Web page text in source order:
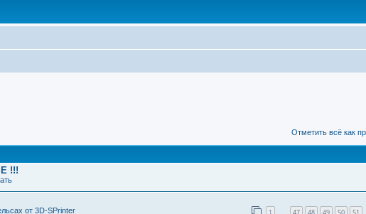
Отметить всё как
!!!
от 3D-SPrinter